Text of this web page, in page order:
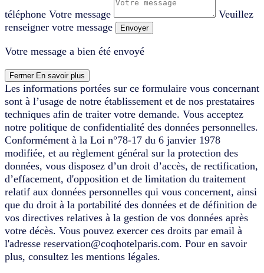
téléphone Votre message
Veuillez
renseigner votre message
Envoyer
Votre message a bien été envoyé
Fermer En savoir plus
Les informations portées sur ce formulaire vous concernant
sont à l’usage de notre établissement et de nos prestataires
techniques afin de traiter votre demande. Vous acceptez
notre politique de confidentialité des données personnelles.
Conformément à la Loi n°78-17 du 6 janvier 1978
modifiée, et au règlement général sur la protection des
données, vous disposez d’un droit d’accès, de rectification,
d’effacement, d'opposition et de limitation du traitement
relatif aux données personnelles qui vous concernent, ainsi
que du droit à la portabilité des données et de définition de
vos directives relatives à la gestion de vos données après
votre décès. Vous pouvez exercer ces droits par email à
l'adresse reservation@coqhotelparis.com. Pour en savoir
plus, consultez les mentions légales.